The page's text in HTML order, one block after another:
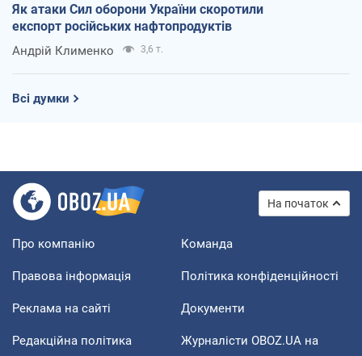
Як атаки Сил оборони України скоротили
експорт російських нафтопродуктів
Андрій Клименко 3,6 т.
Всі думки
На початок
Про компанію Команда
Правова інформація Політика конфіденційності
Реклама на сайті Документи
Редакційна політика
Журналісти OBOZ.UA на